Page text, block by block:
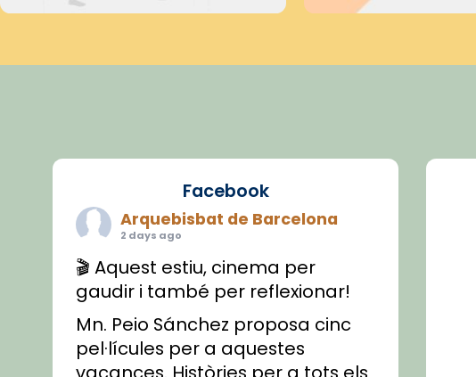
Facebook
Arquebisbat de Barcelona
2 days ago
🎬 Aquest estiu, cinema per
gaudir i també per reflexionar!
Mn. Peio Sánchez proposa cinc
pel·lícules per a aquestes